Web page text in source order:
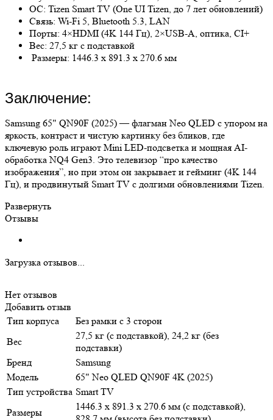
ОС: Tizen Smart TV (One UI Tizen, до 7 лет обновлений)
Связь: Wi-Fi 5, Bluetooth 5.3, LAN
Порты: 4×HDMI (4K 144 Гц), 2×USB-A, оптика, CI+
Вес: 27,5 кг с подставкой
Размеры: 1446.3 x 891.3 x 270.6 мм
Заключение:
Samsung 65" QN90F (2025) — флагман Neo QLED с упором на
яркость, контраст и чистую картинку без бликов, где
ключевую роль играют Mini LED-подсветка и мощная AI-
обработка NQ4 Gen3. Это телевизор “про качество
изображения”, но при этом он закрывает и гейминг (4K 144
Гц), и продвинутый Smart TV с долгими обновлениями Tizen.
Развернуть
Отзывы
Загрузка отзывов...
Нет отзывов
Добавить отзыв
Тип корпуса
Без рамки с 3 сторон
Вес
27,5 кг (с подставкой), 24,2 кг (без
подставки)
Бренд
Samsung
Модель
65" Neo QLED QN90F 4K (2025)
Тип устройства Smart TV
Размеры
1446.3 x 891.3 x 270.6 мм (с подставкой),